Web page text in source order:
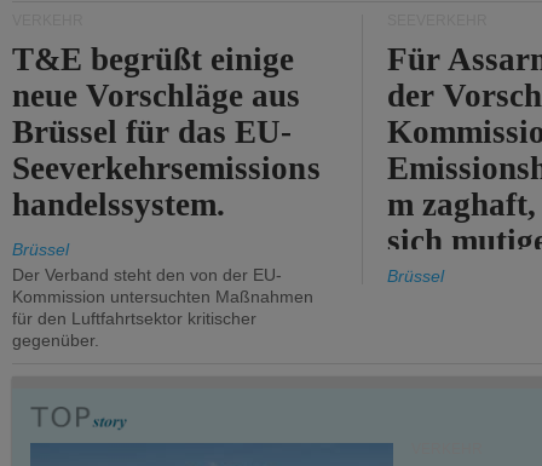
T&E begrüßt einige
neue Vorschläge aus
Brüssel für das EU-
Seeverkehrsemissions
handelssystem.
Brüssel
Der Verband steht den von der EU-
Kommission untersuchten Maßnahmen
für den Luftfahrtsektor kritischer
gegenüber.
Für
der
m
sich
Brüssel